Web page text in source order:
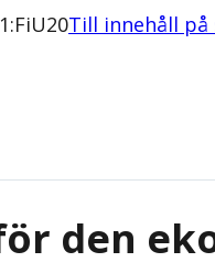
Till innehåll på
den